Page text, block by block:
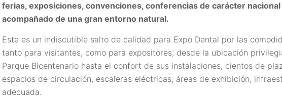
ferias, exposiciones, convenciones, conferencias de carácter
acompañado de una gran entorno natural.
Este es un indiscutible salto de calidad para Expo Dental por las
tanto para visitantes, como para expositores; desde la ubicación
Parque Bicentenario hasta el confort de sus instalaciones, cientos de
espacios de circulación, escaleras eléctricas, áreas de exhibición,
adecuada.